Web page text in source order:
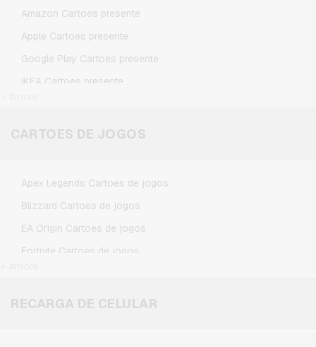
Amazon Cartoes presente
Apple Cartoes presente
Google Play Cartoes presente
IKEA Cartoes presente
Microsoft Cartoes presente
CARTOES DE JOGOS
Apex Legends Cartoes de jogos
Blizzard Cartoes de jogos
EA Origin Cartoes de jogos
Fortnite Cartoes de jogos
Minecraft Cartoes de jogos
RECARGA DE CELULAR